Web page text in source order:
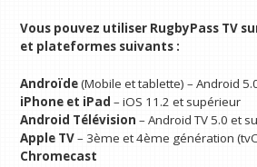
Vous pouvez utiliser RugbyPass TV
et plateformes suivants :
Androïde(Mobile et tablette) – Android
iPhone et iPad – iOS 11.2 et supérieur
Android Télévision – Android TV 5.0 et
Apple TV– 3ème et 4ème génération
Chromecast